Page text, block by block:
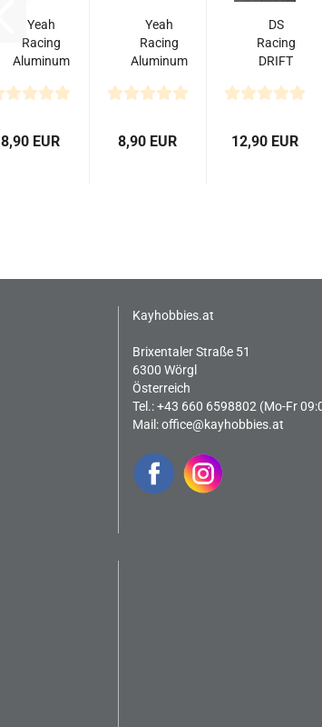
Yeah
Racing
Aluminum
4mm
Plug für
8,90 EUR
Yeah
Racing
Aluminum
5mm
Plug für
8,90 EUR
DS
Racing
DRIFT
Felgen
White+
12,90 EUR
Kayhobbies.at
Brixentaler Straße 51
6300 Wörgl
Österreich
Tel.: +43 660 6598802 (Mo-Fr
Mail:office@kayhobbies.at